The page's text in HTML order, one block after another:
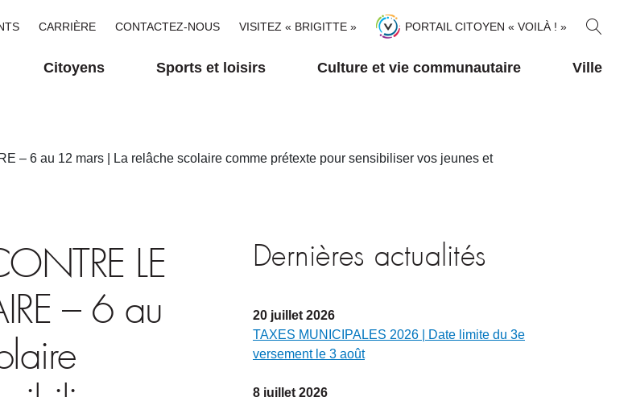
CARRIÈRE CONTACTEZ-NOUS VISITEZ « BRIGITTE » PORTAIL CITOYEN « VOILÀ ! »
Citoyens Sports et loisirs Culture et vie communautaire Ville
– 6 au 12 mars | La relâche scolaire comme prétexte pour sensibiliser vos jeunes et
LE
– 6 au
Dernières actualités
20 juillet 2026
TAXES MUNICIPALES 2026 | Date limite du 3e
versement le 3 août
8 juillet 2026